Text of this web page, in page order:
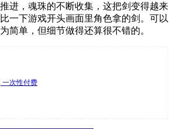
进，魂珠的不断收集，这把剑变得越来
一下游戏开头画面里角色拿的剑。可以
简单，但细节做得还算很不错的。
一次性付费